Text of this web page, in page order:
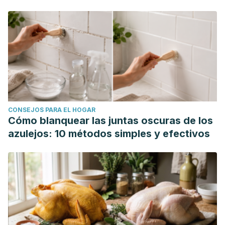
Brüning, T., Jappe, U., Müsken, H., Sperl, A., Vrtala, S.,
Zahradnik, E., & Klimek, L. (2015). Mites and other indoor
allergens - from exposure to sensitization and treatment.
Allergo journal international,
24(3), 68–80.
https://pmc.ncbi.nlm.nih.gov/articles/PMC4479455/
CONSEJOS PARA EL HOGAR
Cómo blanquear las juntas oscuras de los
azulejos: 10 métodos simples y efectivos